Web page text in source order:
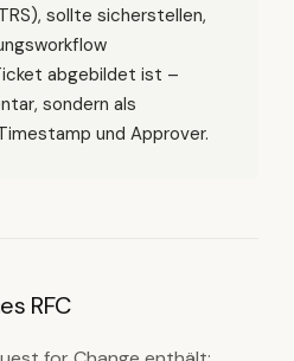
sollte sicherstellen,
abgebildet ist –
sondern als
und Approver.
RFC